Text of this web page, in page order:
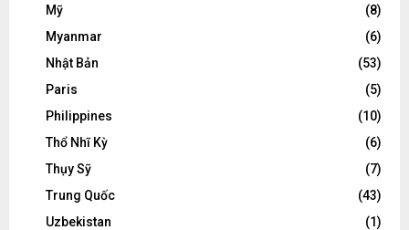
Mỹ
(8)
Myanmar
(6)
Nhật Bản
(53)
Paris
(5)
Philippines
(10)
Thổ Nhĩ Kỳ
(6)
Thụy Sỹ
(7)
Trung Quốc
(43)
Uzbekistan
(1)